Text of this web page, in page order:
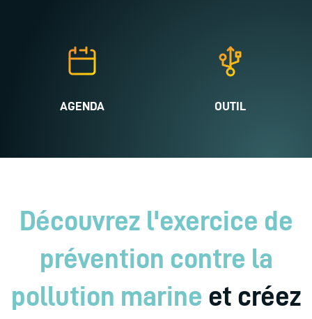
AGENDA OUTIL
Découvrez l'exercice de
prévention contre la
pollution marine et créez